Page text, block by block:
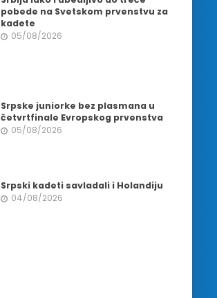
pobede na Svetskom prvenstvu za
kadete
05/08/2026
Srpske juniorke bez plasmana u
četvrtfinale Evropskog prvenstva
05/08/2026
Srpski kadeti savladali i Holandiju
04/08/2026